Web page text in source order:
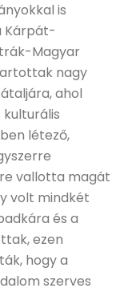
is
Kárpát-
Magyar
nagy
ahol
kulturális
létező,
vallotta magát
volt mindkét
és a
ezen
hogy a
szerves